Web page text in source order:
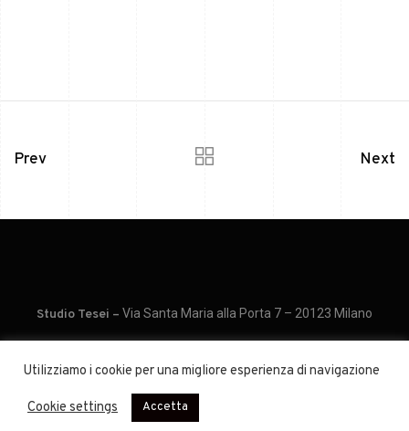
Prev Next
Studio Tesei – Via Santa Maria alla Porta 7 – 20123 Milano
P.IVA IT10299230150
Privacy e Cookie Policy
Utilizziamo i cookie per una migliore esperienza di navigazione
Cookie settings Accetta